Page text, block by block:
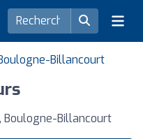
Billancourt
Boulogne-Billancourt